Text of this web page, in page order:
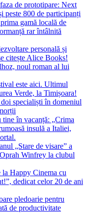
de prototipare: Next
peste 800 de participanți
gamă locală de
rar întâlnită
personală și
citește Alice Books!
noul roman al lui
este aici. Ultimul
Verde, la Timișoara!
specialiști în domeniul
în vacanță: „Crima
insulă a Italiei,
„Stare de visare” a
Winfrey la clubul
la Happy Cinema cu
dedicat celor 20 de ani
pledoarie pentru
de productivitate